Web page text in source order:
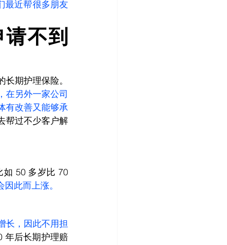
最近帮很多朋友
不到
期护理保险。
在另外一家公司
有改善又能够承
帮过不少客户解
如 50 多岁比 70
此而上涨。
长，因此不用担
年后长期护理赔